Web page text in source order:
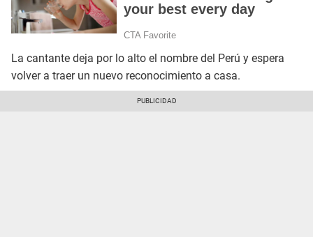
La cantante deja por lo alto el nombre del Perú y espera
volver a traer un nuevo reconocimiento a casa.